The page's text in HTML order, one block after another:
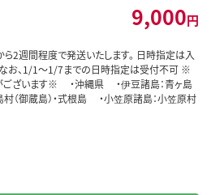
9,000円
2週間程度で発送いたします。 日時指定は入
お、1/1～1/7までの日時指定は受付不可 ※
ございます※ ・沖縄県 ・伊豆諸島：青ヶ島
村（御蔵島）・式根島 ・小笠原諸島：小笠原村